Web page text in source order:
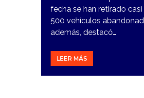
fecha se han retirado casi
500 vehículos
además, destacó…
LEER MÁS
16